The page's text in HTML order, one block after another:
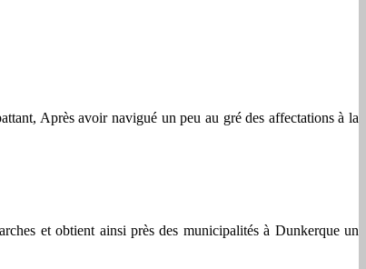
Après avoir navigué un peu au gré des affectations à la
et obtient ainsi près des municipalités à Dunkerque un